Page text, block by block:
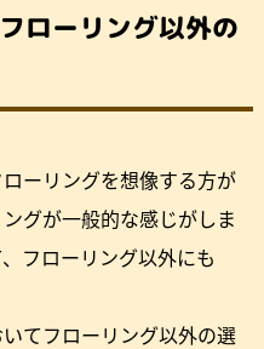
ローリング以外の
ーリングを想像する方が
グが一般的な感じがしま
フローリング以外にも
てフローリング以外の選